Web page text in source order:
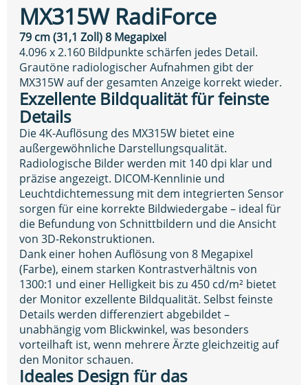
MX315W RadiForce
79 cm (31,1 Zoll) 8 Megapixel
4.096 x 2.160 Bildpunkte schärfen jedes Detail.
Grautöne radiologischer Aufnahmen gibt der
MX315W auf der gesamten Anzeige korrekt wieder.
Exzellente Bildqualität für feinste
Details
Die 4K-Auflösung des MX315W bietet eine
außergewöhnliche Darstellungsqualität.
Radiologische Bilder werden mit 140 dpi klar und
präzise angezeigt. DICOM-Kennlinie und
Leuchtdichtemessung mit dem integrierten Sensor
sorgen für eine korrekte Bildwiedergabe – ideal für
die Befundung von Schnittbildern und die Ansicht
von 3D-Rekonstruktionen.
Dank einer hohen Auflösung von 8 Megapixel
(Farbe), einem starken Kontrastverhältnis von
1300:1 und einer Helligkeit bis zu 450 cd/m² bietet
der Monitor exzellente Bildqualität. Selbst feinste
Details werden differenziert abgebildet –
unabhängig vom Blickwinkel, was besonders
vorteilhaft ist, wenn mehrere Ärzte gleichzeitig auf
den Monitor schauen.
Ideales Design für das